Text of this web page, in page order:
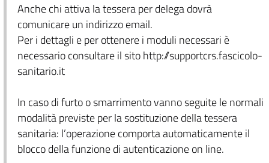
Anche chi attiva la tessera per delega dovrà
comunicare un indirizzo email.
Per i dettagli e per ottenere i moduli necessari è
necessario consultare il sito http://supportcrs.fascicolo-
sanitario.it
In caso di furto o smarrimento vanno seguite le normali
modalità previste per la sostituzione della tessera
sanitaria: l’operazione comporta automaticamente il
blocco della funzione di autenticazione on line.